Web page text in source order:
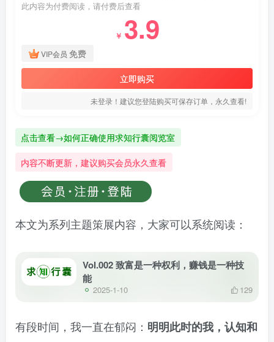
此内容为付费阅读，请付费后查看
￥ 3.9
VIP会员 免费
立即购买
未登录！建议您登陆购买可保存订单，永久查看!
点击查看→如何正确使用求知行囊阅览室
内容不断更新，建议购买会员永久查看
本文为系列主题策展内容，大家可以系统阅读：
Vol.002 致富是一种权利，赚钱是一种技
能
2025-1-10 129
有段时间，我一直在郁闷： 明明此时的我，认知和